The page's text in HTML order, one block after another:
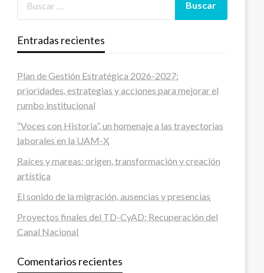
Entradas recientes
Plan de Gestión Estratégica 2026-2027:
prioridades, estrategias y acciones para mejorar el
rumbo institucional
“Voces con Historia”, un homenaje a las trayectorias
laborales en la UAM-X
Raíces y mareas: origen, transformación y creación
artística
El sonido de la migración, ausencias y presencias
Proyectos finales del TD-CyAD: Recuperación del
Canal Nacional
Comentarios recientes